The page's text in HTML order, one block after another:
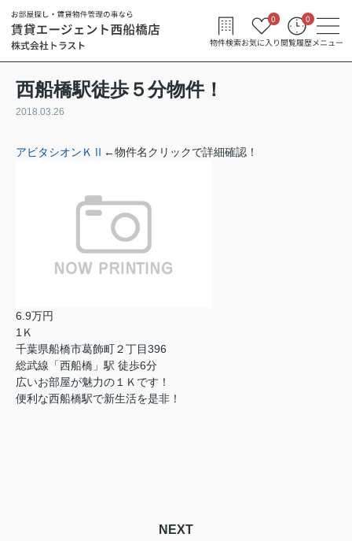
物件検索お気に入り
0
閲覧履歴
0
メニュー
西船橋駅徒歩５分物件！
2018.03.26
アビタシオンＫⅡ ←物件名クリックで詳細確認！
6.9万円
1Ｋ
千葉県船橋市葛飾町２丁目396
総武線「西船橋」駅 徒歩6分
広いお部屋が魅力の１Ｋです！
便利な西船橋駅で新生活を是非！
NEXT